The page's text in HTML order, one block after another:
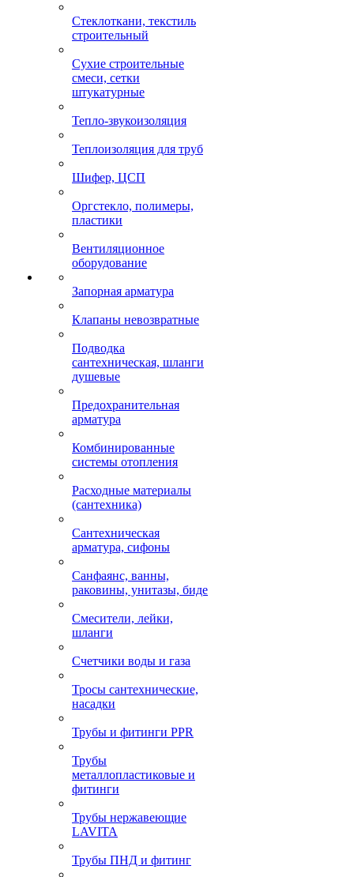
Стеклоткани, текстиль
строительный
Сухие строительные
смеси, сетки
штукатурные
Тепло-звукоизоляция
Теплоизоляция для труб
Шифер, ЦСП
Оргстекло, полимеры,
пластики
Вентиляционное
оборудование
Запорная арматура
Клапаны невозвратные
Подводка
сантехническая, шланги
душевые
Предохранительная
арматура
Комбинированные
системы отопления
Расходные материалы
(сантехника)
Сантехническая
арматура, сифоны
Санфаянс, ванны,
раковины, унитазы, биде
Смесители, лейки,
шланги
Счетчики воды и газа
Тросы сантехнические,
насадки
Трубы и фитинги PPR
Трубы
металлопластиковые и
фитинги
Трубы нержавеющие
LAVITA
Трубы ПНД и фитинг